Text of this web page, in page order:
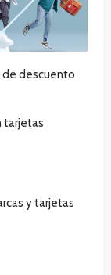
de descuento
tarjetas
y tarjetas